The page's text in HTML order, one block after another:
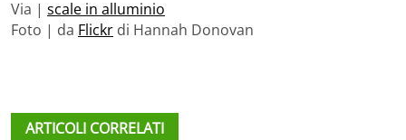
Via | scale in alluminio
Foto | da Flickr di Hannah Donovan
ARTICOLI CORRELATI